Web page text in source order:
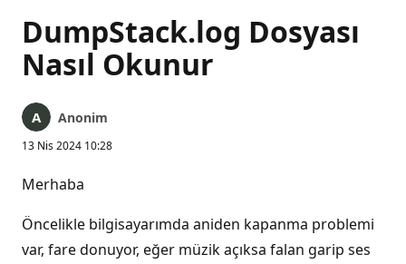
DumpStack.log Dosyası
Nasıl Okunur
Anonim
13 Nis 2024 10:28
Merhaba
Öncelikle bilgisayarımda aniden kapanma problemi
var, fare donuyor, eğer müzik açıksa falan garip ses